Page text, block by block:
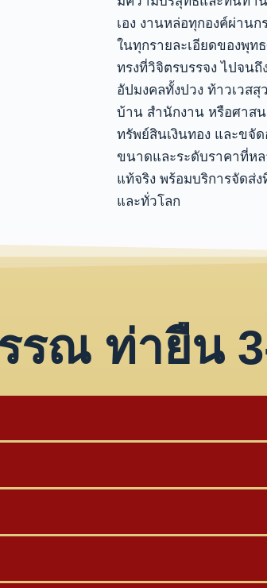
เอง งานหล่อทุกองค์ผ่านก
ในทุกรายละเอียดของพุท
ทรงที่วิจิตรบรรจง ไปจน
อัปมงคลทั้งปวง ท้าวเวส
บ้าน สำนักงาน หรือศาส
ทรัพย์สินเงินทอง และขจั
ขนาดและระดับราคาที่ห
แท้จริง พร้อมบริการจัดส่
และทั่วโลก
รณ ท่ายืน